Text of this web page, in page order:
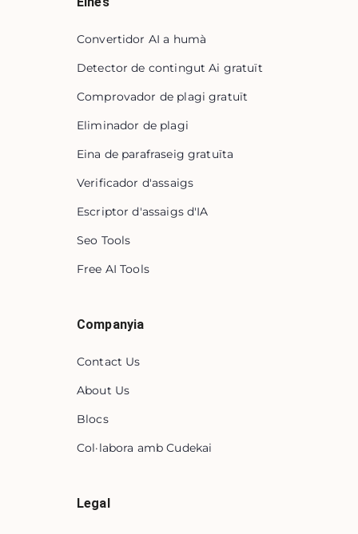
Convertidor AI a humà
Detector de contingut Ai gratuït
Comprovador de plagi gratuït
Eliminador de plagi
Eina de parafraseig gratuïta
Verificador d'assaigs
Escriptor d'assaigs d'IA
Seo Tools
Free AI Tools
Companyia
Contact Us
About Us
Blocs
Col·labora amb Cudekai
Legal